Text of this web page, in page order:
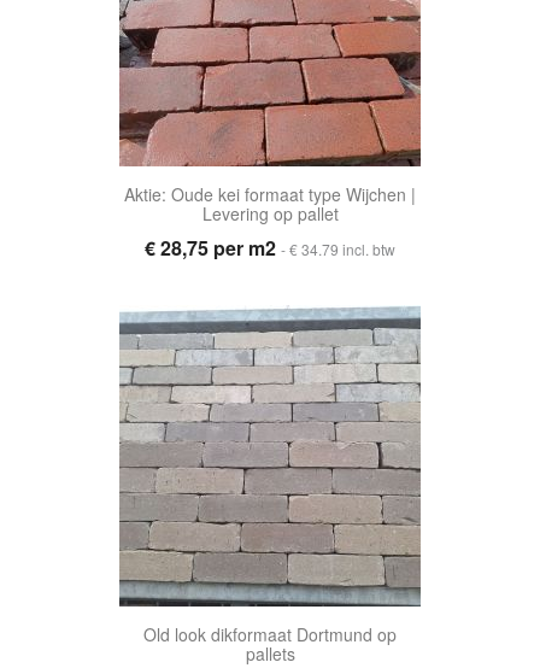
Aktie: Oude kei formaat type Wijchen |
Levering op pallet
€ 28,75 per m2 - € 34.79 incl. btw
Old look dikformaat Dortmund op
pallets